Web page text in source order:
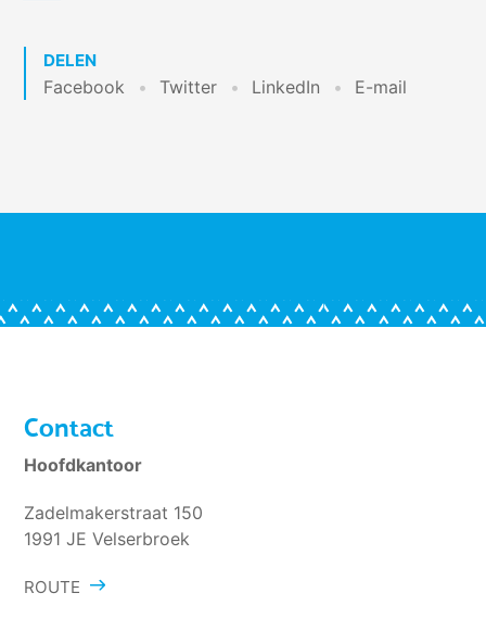
DELEN
Facebook Twitter LinkedIn E-mail
Contact
Hoofdkantoor
Zadelmakerstraat 150
1991 JE Velserbroek
ROUTE